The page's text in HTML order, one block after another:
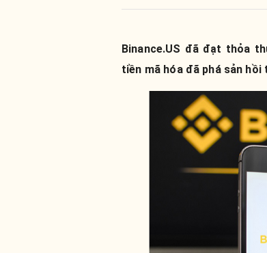
Binance.US đã đạt thỏa
tiền mã hóa đã phá sản